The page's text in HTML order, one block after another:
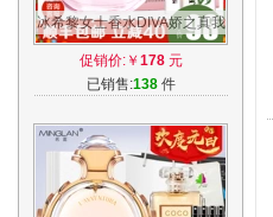
冰希黎女士香水DIVA娇之真我
50ML 淡香持久清新正品送小
样买1送5
促销价:￥ 178元
已销售:138件